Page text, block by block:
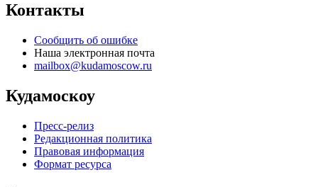
Контакты
Сообщить об ошибке
Наша электронная почта
mailbox@kudamoscow.ru
Кудамоскоу
Пресс-релиз
Редакционная политика
Правовая информация
Формат ресурса